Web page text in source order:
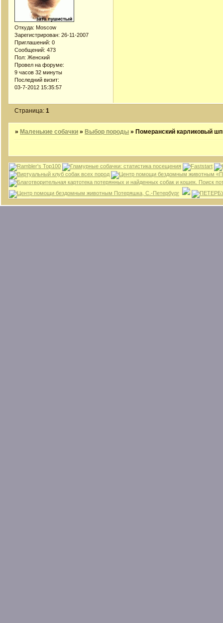
Откуда: Moscow
Зарегистрирован: 26-11-2007
Приглашений: 0
Сообщений: 473
Пол: Женский
Провел на форуме:
9 часов 32 минуты
Последний визит:
03-7-2012 15:35:57
Страница:1
» Маленькие собачки » Выбор породы » Померанский карликовый